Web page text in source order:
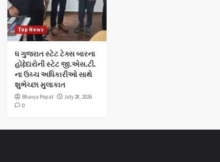
Top News
ધ ગુજરાત સ્ટેટ ટેક્સ બારના
હોદ્દેદારોની સ્ટેટ જી.એસ.ટી.
ના ઉચ્ચ અધિકારીઓ સાથે
શુભેચ્છા મુલાકાત
Bhavya Popat
July 28, 2026
0